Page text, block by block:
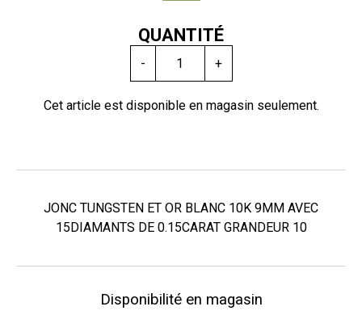
QUANTITÉ
- +
Cet article est disponible en magasin seulement.
JONC TUNGSTEN ET OR BLANC 10K 9MM AVEC
15DIAMANTS DE 0.15CARAT GRANDEUR 10
Disponibilité en magasin